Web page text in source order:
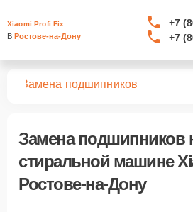
Xiaomi Profi Fix
В Ростове-на-Дону
+7
+7
Замена подшипников
Замена подшипников
стиральной машине
Ростове-на-Дону